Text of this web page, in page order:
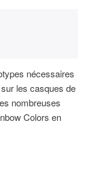
nécessaires
les casques de
nombreuses
Colors en